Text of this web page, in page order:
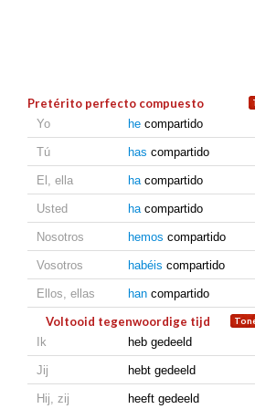
Pretérito perfecto compuesto
Yo he compartido
Tú has compartido
El, ella hacompartido
Usted hacompartido
Nosotros hemos compartido
Vosotros habéis compartido
Ellos, ellas han compartido
Voltooid tegenwoordige tijd
Ik heb gedeeld
Jij hebt gedeeld
Hij, zij heeft gedeeld